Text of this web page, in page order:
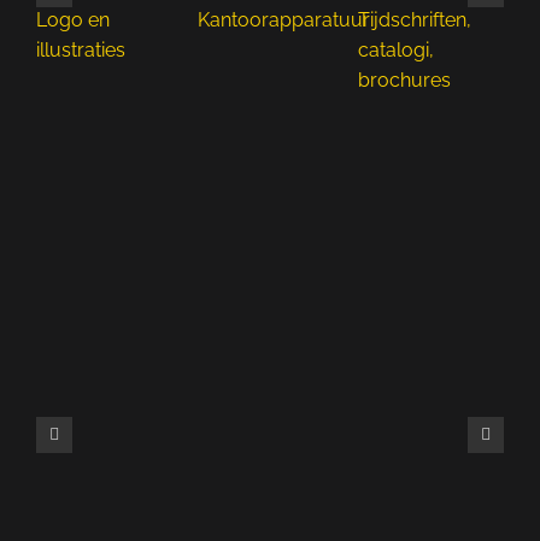
Logo en
illustraties
KantoorapparatuurTijdschriften,
catalogi,
brochures